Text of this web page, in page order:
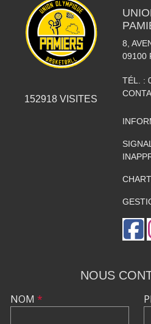
152918 VISITES
8,
09100
TÉL. :
NOUS
NOM *